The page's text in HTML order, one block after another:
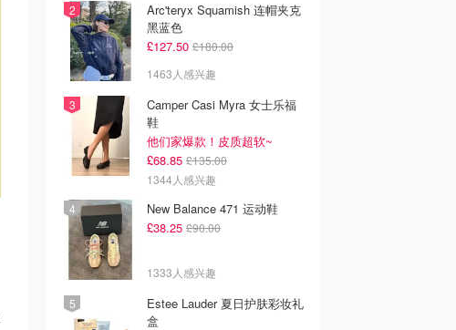
Arc'teryx Squamish 连帽夹克
黑蓝色
£127.50 £180.00
1463人感兴趣
Camper Casi Myra 女士乐福
鞋
他们家爆款！皮质超软~
£68.85 £135.00
1344人感兴趣
New Balance 471 运动鞋
£38.25 £90.00
1333人感兴趣
Estee Lauder 夏日护肤彩妆礼
盒